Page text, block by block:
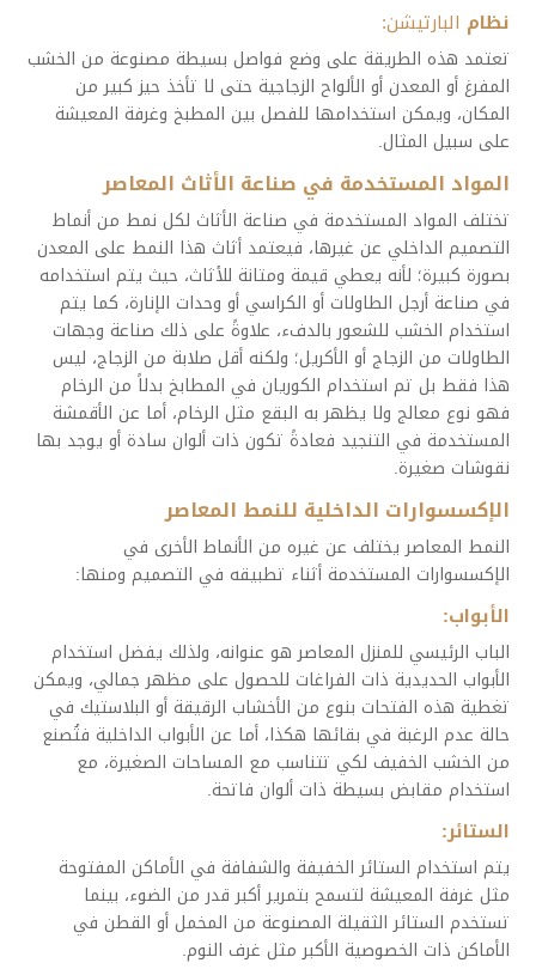
نظام البارتيشن:
تعتمد هذه الطريقة على وضع فواصل بسيطة مصنوعة من الخشب
المفرغ أو المعدن أو الألواح الزجاجية حتى لا تأخذ حيز كبير من
المكان، ويمكن استخدامها للفصل بين المطبخ وغرفة المعيشة
على سبيل المثال.
المواد المستخدمة في صناعة الأثاث المعاصر
تختلف المواد المستخدمة في صناعة الأثاث لكل نمط من أنماط
التصميم الداخلي عن غيرها، فيعتمد أثاث هذا النمط على المعدن
بصورة كبيرة؛ لأنه يعطي قيمة ومتانة للأثاث، حيث يتم استخدامه
في صناعة أرجل الطاولات أو الكراسي أو وحدات الإنارة، كما يتم
استخدام الخشب للشعور بالدفء، علاوةً على ذلك صناعة وجهات
الطاولات من الزجاج أو الأكريل؛ ولكنه أقل صلابة من الزجاج، ليس
هذا فقط بل تم استخدام الكوريان في المطابخ بدلاً من الرخام
فهو نوع معالج ولا يظهر به البقع مثل الرخام، أما عن الأقمشة
المستخدمة في التنجيد فعادةً تكون ذات ألوان سادة أو يوجد بها
نقوشات صغيرة.
الإكسسوارات الداخلية للنمط المعاصر
النمط المعاصر يختلف عن غيره من الأنماط الأخرى في
الإكسسوارات المستخدمة أثناء تطبيقه في التصميم ومنها:
الأبواب:
الباب الرئيسي للمنزل المعاصر هو عنوانه، ولذلك يفضل استخدام
الأبواب الحديدية ذات الفراغات للحصول على مظهر جمالي، ويمكن
تغطية هذه الفتحات بنوع من الأخشاب الرقيقة أو البلاستيك في
حالة عدم الرغبة في بقائها هكذا، أما عن الأبواب الداخلية فتُصنع
من الخشب الخفيف لكي تتناسب مع المساحات الصغيرة، مع
استخدام مقابض بسيطة ذات ألوان فاتحة.
الستائر:
يتم استخدام الستائر الخفيفة والشفافة في الأماكن المفتوحة
مثل غرفة المعيشة لتسمح بتمرير أكبر قدر من الضوء، بينما
تستخدم الستائر الثقيلة المصنوعة من المخمل أو القطن في
الأماكن ذات الخصوصية الأكبر مثل غرف النوم.